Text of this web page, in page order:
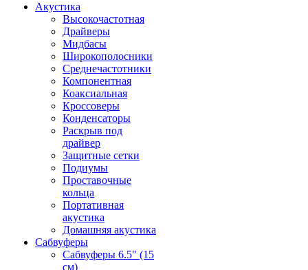
Акустика
Высокочастотная
Драйверы
Мидбасы
Широкополосники
Среднечастотники
Компонентная
Коаксиальная
Кроссоверы
Конденсаторы
Раскрыв под
драйвер
Защитные сетки
Подиумы
Проставочные
кольца
Портативная
акустика
Домашняя акустика
Сабвуферы
Сабвуферы 6.5" (15
см)